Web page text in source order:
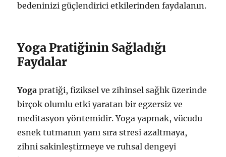
bedeninizi güçlendirici etkilerinden faydalanın.
Yoga Pratiğinin Sağladığı
Faydalar
Yoga pratiği, fiziksel ve zihinsel sağlık üzerinde
birçok olumlu etki yaratan bir egzersiz ve
meditasyon yöntemidir. Yoga yapmak, vücudu
esnek tutmanın yanı sıra stresi azaltmaya,
zihni sakinleştirmeye ve ruhsal dengeyi